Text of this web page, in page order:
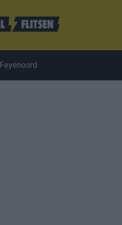
Feyenoord